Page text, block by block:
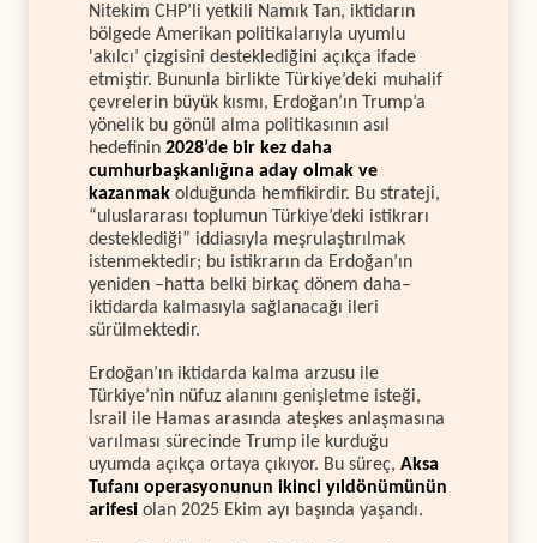
Nitekim CHP’li yetkili Namık Tan, iktidarın
bölgede Amerikan politikalarıyla uyumlu
'akılcı’ çizgisini desteklediğini açıkça ifade
etmiştir. Bununla birlikte Türkiye’deki muhalif
çevrelerin büyük kısmı, Erdoğan’ın Trump’a
yönelik bu gönül alma politikasının asıl
hedefinin 2028’de bir kez daha
cumhurbaşkanlığına aday olmak ve
kazanmak olduğunda hemfikirdir. Bu strateji,
“uluslararası toplumun Türkiye’deki istikrarı
desteklediği” iddiasıyla meşrulaştırılmak
istenmektedir; bu istikrarın da Erdoğan’ın
yeniden –hatta belki birkaç dönem daha–
iktidarda kalmasıyla sağlanacağı ileri
sürülmektedir.
Erdoğan’ın iktidarda kalma arzusu ile
Türkiye’nin nüfuz alanını genişletme isteği,
İsrail ile Hamas arasında ateşkes anlaşmasına
varılması sürecinde Trump ile kurduğu
uyumda açıkça ortaya çıkıyor. Bu süreç, Aksa
Tufanı operasyonunun ikinci yıldönümünün
arifesi olan 2025 Ekim ayı başında yaşandı.